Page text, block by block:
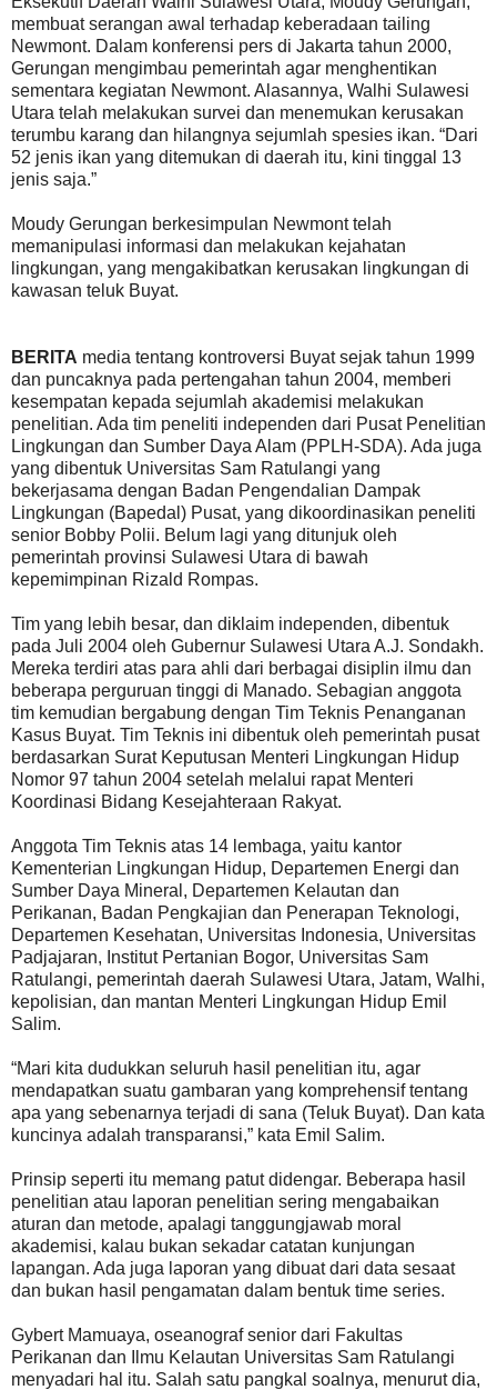
membuat serangan awal terhadap keberadaan tailing
Newmont. Dalam konferensi pers di Jakarta tahun 2000,
Gerungan mengimbau pemerintah agar menghentikan
sementara kegiatan Newmont. Alasannya, Walhi Sulawesi
Utara telah melakukan survei dan menemukan kerusakan
terumbu karang dan hilangnya sejumlah spesies ikan. “Dari
52 jenis ikan yang ditemukan di daerah itu, kini tinggal 13
jenis saja.”
Moudy Gerungan berkesimpulan Newmont telah
memanipulasi informasi dan melakukan kejahatan
lingkungan, yang mengakibatkan kerusakan lingkungan di
kawasan teluk Buyat.
BERITA media tentang kontroversi Buyat sejak tahun 1999
dan puncaknya pada pertengahan tahun 2004, memberi
kesempatan kepada sejumlah akademisi melakukan
penelitian. Ada tim peneliti independen dari Pusat Penelitian
Lingkungan dan Sumber Daya Alam (PPLH-SDA). Ada juga
yang dibentuk Universitas Sam Ratulangi yang
bekerjasama dengan Badan Pengendalian Dampak
Lingkungan (Bapedal) Pusat, yang dikoordinasikan peneliti
senior Bobby Polii. Belum lagi yang ditunjuk oleh
pemerintah provinsi Sulawesi Utara di bawah
kepemimpinan Rizald Rompas.
Tim yang lebih besar, dan diklaim independen, dibentuk
pada Juli 2004 oleh Gubernur Sulawesi Utara A.J. Sondakh.
Mereka terdiri atas para ahli dari berbagai disiplin ilmu dan
beberapa perguruan tinggi di Manado. Sebagian anggota
tim kemudian bergabung dengan Tim Teknis Penanganan
Kasus Buyat. Tim Teknis ini dibentuk oleh pemerintah pusat
berdasarkan Surat Keputusan Menteri Lingkungan Hidup
Nomor 97 tahun 2004 setelah melalui rapat Menteri
Koordinasi Bidang Kesejahteraan Rakyat.
Anggota Tim Teknis atas 14 lembaga, yaitu kantor
Kementerian Lingkungan Hidup, Departemen Energi dan
Sumber Daya Mineral, Departemen Kelautan dan
Perikanan, Badan Pengkajian dan Penerapan Teknologi,
Departemen Kesehatan, Universitas Indonesia, Universitas
Padjajaran, Institut Pertanian Bogor, Universitas Sam
Ratulangi, pemerintah daerah Sulawesi Utara, Jatam, Walhi,
kepolisian, dan mantan Menteri Lingkungan Hidup Emil
Salim.
“Mari kita dudukkan seluruh hasil penelitian itu, agar
mendapatkan suatu gambaran yang komprehensif tentang
apa yang sebenarnya terjadi di sana (Teluk Buyat). Dan kata
kuncinya adalah transparansi,” kata Emil Salim.
Prinsip seperti itu memang patut didengar. Beberapa hasil
penelitian atau laporan penelitian sering mengabaikan
aturan dan metode, apalagi tanggungjawab moral
akademisi, kalau bukan sekadar catatan kunjungan
lapangan. Ada juga laporan yang dibuat dari data sesaat
dan bukan hasil pengamatan dalam bentuk time series.
Gybert Mamuaya, oseanograf senior dari Fakultas
Perikanan dan Ilmu Kelautan Universitas Sam Ratulangi
menyadari hal itu. Salah satu pangkal soalnya, menurut dia,